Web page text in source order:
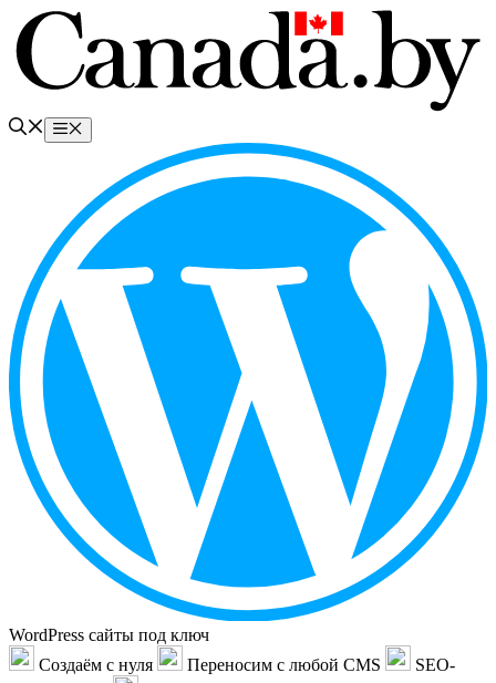
Перейти
содержимому
Меню
WordPress сайты под ключ
Создаём с нуля
Переносим с любой CMS
SEO-